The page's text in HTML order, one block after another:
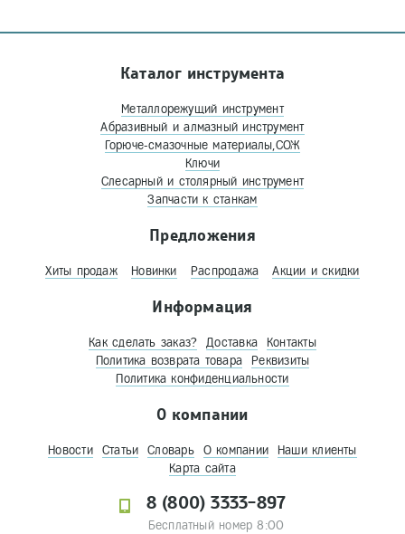
Каталог инструмента
Металлорежущий инструмент
Абразивный и алмазный инструмент
Горюче-смазочные материалы,СОЖ
Ключи
Слесарный и столярный инструмент
Запчасти к станкам
Предложения
Хиты продаж Новинки Распродажа Акции и скидки
Информация
Как сделать заказ? Доставка
Контакты
Политика возврата товара
Реквизиты
Политика конфиденциальности
О компании
Новости Статьи Словарь О компании
Наши клиенты
Карта сайта
8 (800) 3333-897
Бесплатный номер 8:00